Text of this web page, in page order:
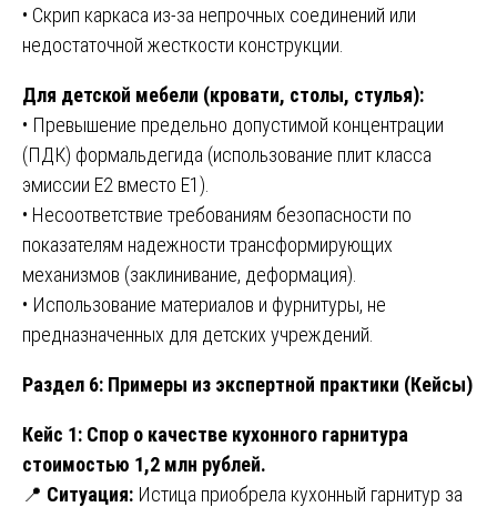
• Скрип каркаса из-за непрочных соединений или
недостаточной жесткости конструкции.
Для детской мебели (кровати, столы, стулья):
• Превышение предельно допустимой концентрации
(ПДК) формальдегида (использование плит класса
эмиссии Е2 вместо Е1).
• Несоответствие требованиям безопасности по
показателям надежности трансформирующих
механизмов (заклинивание, деформация).
• Использование материалов и фурнитуры, не
предназначенных для детских учреждений.
Раздел 6: Примеры из экспертной практики (Кейсы)
Кейс 1: Спор о качестве кухонного гарнитура
стоимостью 1,2 млн рублей.
📍 Ситуация: Истица приобрела кухонный гарнитур за